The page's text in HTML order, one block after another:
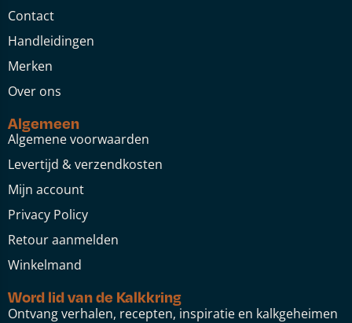
Contact
Handleidingen
Merken
Over ons
Algemeen
Algemene voorwaarden
Levertijd & verzendkosten
Mijn account
Privacy Policy
Retour aanmelden
Winkelmand
Word lid van de Kalkkring
Ontvang verhalen, recepten, inspiratie en kalkgeheimen